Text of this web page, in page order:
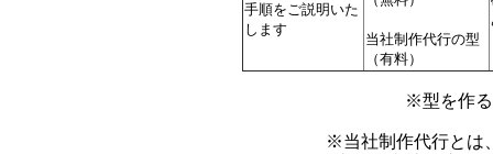
手順をご説明いた
します
当社制作代行の型
（有料）
※型を作る
※当社制作代行とは